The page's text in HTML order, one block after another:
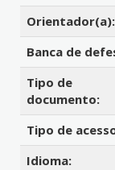
Orientador(a):
Banca de
Tipo de
documento:
Tipo de
Idioma: